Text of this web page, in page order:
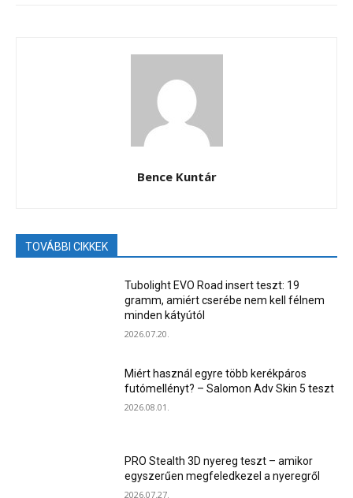
Bence Kuntár
TOVÁBBI CIKKEK
Tubolight EVO Road insert teszt: 19
gramm, amiért cserébe nem kell félnem
minden kátyútól
2026.07.20.
Miért használ egyre több kerékpáros
futómellényt? – Salomon Adv Skin 5 teszt
2026.08.01.
PRO Stealth 3D nyereg teszt – amikor
egyszerűen megfeledkezel a nyeregről
2026.07.27.